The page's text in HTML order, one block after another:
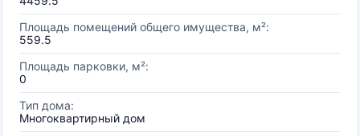
Площадь помещений общего имущества, м²:
559.5
Площадь парковки, м²:
0
Тип дома:
Многоквартирный дом